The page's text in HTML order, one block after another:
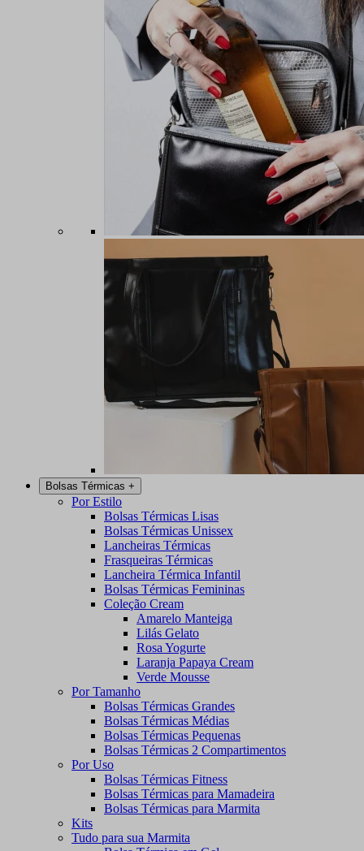
Bolsas Térmicas +
Por Estilo
Bolsas Térmicas Lisas
Bolsas Térmicas Unissex
Lancheiras Térmicas
Frasqueiras Térmicas
Lancheira Térmica Infantil
Bolsas Térmicas Femininas
Coleção Cream
Amarelo Manteiga
Lilás Gelato
Rosa Yogurte
Laranja Papaya Cream
Verde Mousse
Por Tamanho
Bolsas Térmicas Grandes
Bolsas Térmicas Médias
Bolsas Térmicas Pequenas
Bolsas Térmicas 2 Compartimentos
Por Uso
Bolsas Térmicas Fitness
Bolsas Térmicas para Mamadeira
Bolsas Térmicas para Marmita
Kits
Tudo para sua Marmita